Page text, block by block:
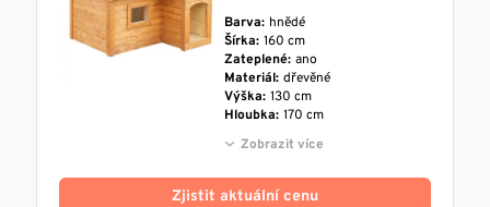
Barva: hnědé
Šírka: 160 cm
Zateplené: ano
Materiál: dřevěné
Výška: 130 cm
Hloubka: 170 cm
Zobrazit více
Zjistit aktuální cenu